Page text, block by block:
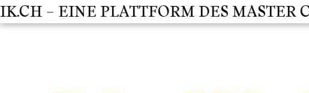
– EINE PLATTFORM DES MASTER